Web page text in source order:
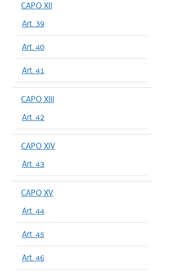
CAPO XII
Art. 39
Art. 40
Art. 41
CAPO XIII
Art. 42
CAPO XIV
Art. 43
CAPO XV
Art. 44
Art. 45
Art. 46